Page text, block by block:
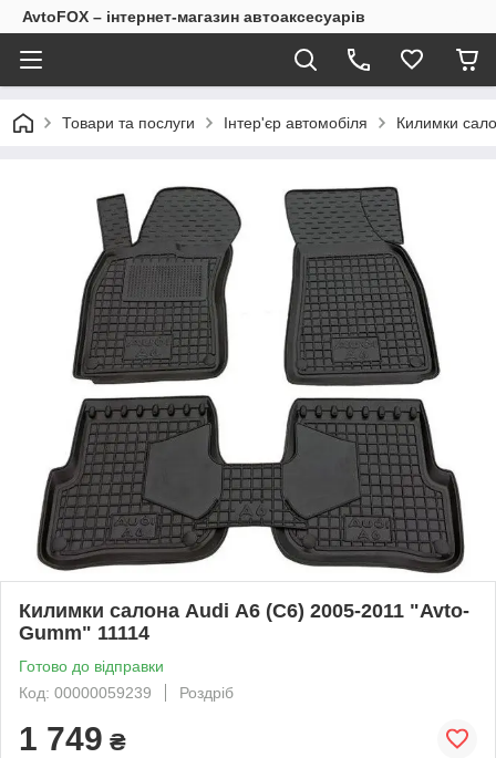
AvtoFOX – інтернет-магазин автоаксесуарів
Товари та послуги Інтер'єр автомобіля Килимки
Килимки салона Audi А6 (C6) 2005-2011 "Avto-
Gumm" 11114
Готово до відправки
Код: 00000059239
Роздріб
1 749 ₴